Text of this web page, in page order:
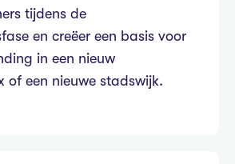
tijdens de
en creëer een basis voor
in een nieuw
of een nieuwe stadswijk.